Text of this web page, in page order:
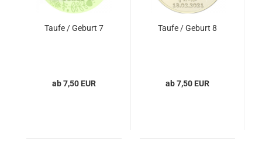
Taufe / Geburt 7
ab 7,50 EUR
Taufe / Geburt 8
ab 7,50 EUR